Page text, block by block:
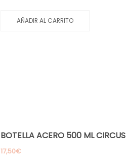
AÑADIR AL CARRITO
BOTELLA ACERO 500 ML CIRCUS
17,50€